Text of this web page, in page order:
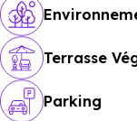
Terrasse
Parking